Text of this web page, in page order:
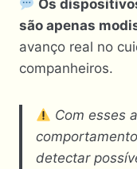
Os
são apenas
avanço real no
companheiros.
Com esses
detectar